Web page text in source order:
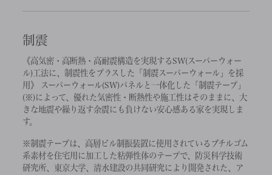
制震
《高気密・高断熱・高耐震構造を実現するSW(スーパーウォー
ル)工法に、制震性をプラスした「制震スーパーウォール」を採
用》 スーパーウォール(SW)パネルと一体化した「制震テープ」
(※)によって、優れた気密性・断熱性や施工性はそのままに、大
きな地震や繰り返す余震にも負けない安心感ある家を実現しま
す。
※制震テープは、高層ビル制振装置に使用されているブチルゴム
系素材を住宅用に加工した粘弾性体のテープで、防災科学技術
研究所、東京大学、清水建設の共同研究により開発された、ア